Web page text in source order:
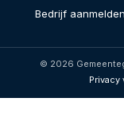
Bedrijf aanmelden
© 2026
Privacy